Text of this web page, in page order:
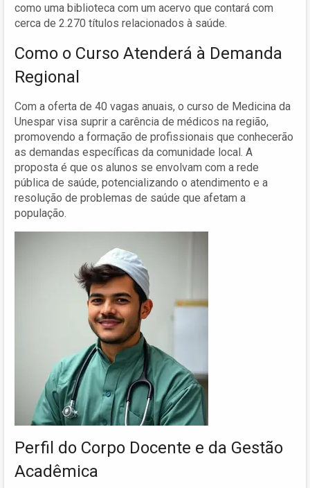
como uma biblioteca com um acervo que contará com
cerca de 2.270 títulos relacionados à saúde.
Como o Curso Atenderá à Demanda
Regional
Com a oferta de 40 vagas anuais, o curso de Medicina da
Unespar visa suprir a carência de médicos na região,
promovendo a formação de profissionais que conhecerão
as demandas específicas da comunidade local. A
proposta é que os alunos se envolvam com a rede
pública de saúde, potencializando o atendimento e a
resolução de problemas de saúde que afetam a
população.
Perfil do Corpo Docente e da Gestão
Acadêmica